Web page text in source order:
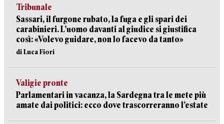
Tribunale
Sassari, il furgone rubato, la fuga e gli spari dei
carabinieri. L’uomo davanti al giudice si giustifica
così: «Volevo guidare, non lo facevo da tanto»
di Luca Fiori
Valigie pronte
Parlamentari in vacanza, la Sardegna tra le mete più
amate dai politici: ecco dove trascorreranno l’estate